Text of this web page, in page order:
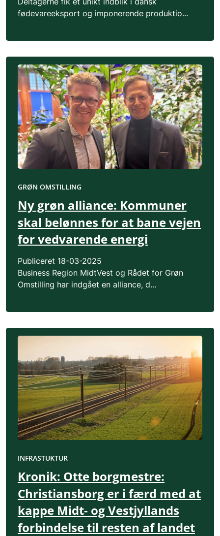
fødevareeksport og imponerende produktio...
GRØN OMSTILLING
Ny grøn alliance: Kommuner
skal belønnes for at bane vejen
for vedvarende energi
Publiceret 18-03-2025
Business Region MidtVest og Rådet for Grøn
Omstilling har indgået en alliance, d...
INFRASTUKTUR
Kronik: Otte borgmestre:
Christiansborg er i færd med at
kappe Midt- og Vestjyllands
forbindelse til resten af landet